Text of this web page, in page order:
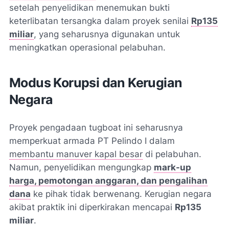
setelah penyelidikan menemukan bukti
keterlibatan tersangka dalam proyek senilai Rp135
miliar, yang seharusnya digunakan untuk
meningkatkan operasional pelabuhan.
Modus Korupsi dan Kerugian
Negara
Proyek pengadaan tugboat ini seharusnya
memperkuat armada PT Pelindo I dalam
membantu manuver kapal besar di pelabuhan.
Namun, penyelidikan mengungkap mark-up
harga, pemotongan anggaran, dan pengalihan
dana ke pihak tidak berwenang. Kerugian negara
akibat praktik ini diperkirakan mencapai Rp135
miliar.